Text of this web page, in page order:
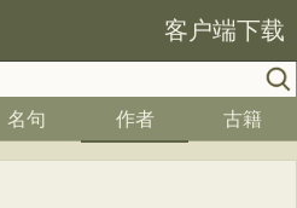
客户端下载
名句 作者 古籍